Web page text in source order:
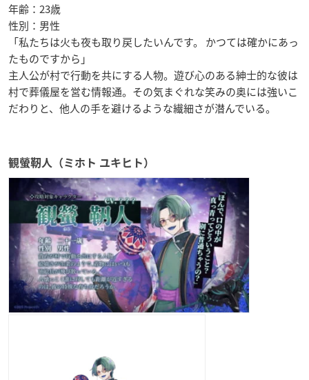
年齢：23歳
性別：男性
「私たちは火も夜も取り戻したいんです。 かつては確かにあっ
たものですから」
主人公が村で行動を共にする人物。遊び心のある紳士的な彼は
村で葬儀屋を営む情報通。その気まぐれな笑みの奥には強いこ
だわりと、他人の手を避けるような繊細さが潜んでいる。
観螢靭人（ミホト ユキヒト）